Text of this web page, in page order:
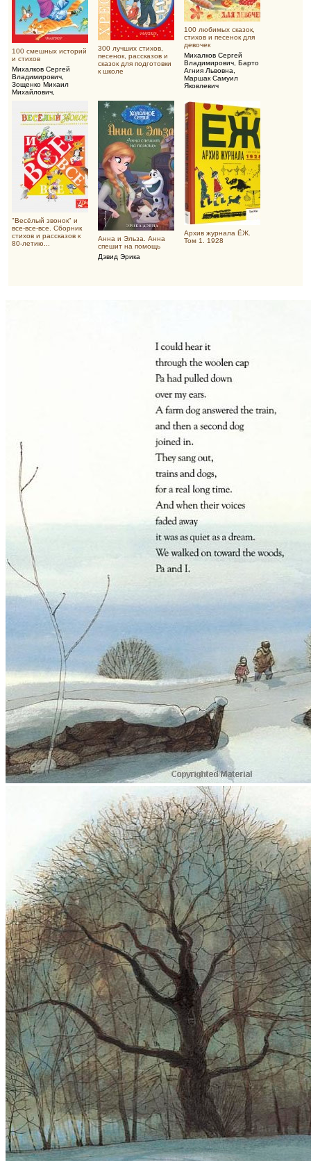
100 смешных историй
и стихов
Михалков Сергей
Владимирович
Зощенко Михаил
Михайлович
300 лучших стихов,
песенок, рассказов и
сказок для подготовки
к школе
100 любимых сказок,
стихов и песенок для
девочек
Михалков Сергей
Владимирович Барто
Агния Львовна
Маршак Самуил
Яковлевич
"Весёлый звонок" и
все-все-все. Сборник
стихов и рассказов к
80-летию...
Анна и Эльза. Анна
спешит на помощь
Дэвид Эрика
Архив журнала ЁЖ.
Том 1. 1928